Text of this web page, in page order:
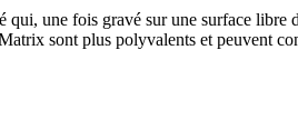
une fois gravé sur une surface
sont plus polyvalents et peuvent